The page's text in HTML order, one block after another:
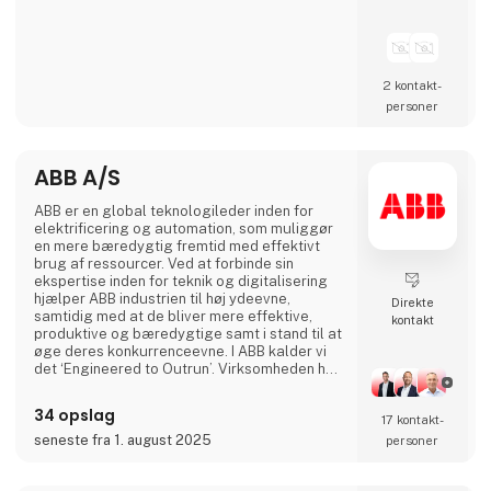
2 kontakt­
personer
ABB A/S
ABB er en global teknologileder inden for
elektrificering og automation, som muliggør
en mere bæredygtig fremtid med effektivt
brug af ressourcer. Ved at forbinde sin
ekspertise inden for teknik og digitalisering
hjælper ABB industrien til høj ydeevne,
samtidig med at de bliver mere effektive,
produktive og bæredygtige samt i stand til at
øge deres konkurrenceevne. I ABB kalder vi
det ‘Engineered to Outrun’. Virksomheden har
noteret på SIX Swiss Exchange (ABBN) og
Nasdaq Stockholm (ABB). www.abb.com
34 opslag
seneste fra 1. august 2025
Direkte
kontakt
17 kontakt­
personer